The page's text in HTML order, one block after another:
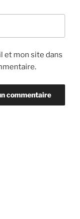
et mon site dans